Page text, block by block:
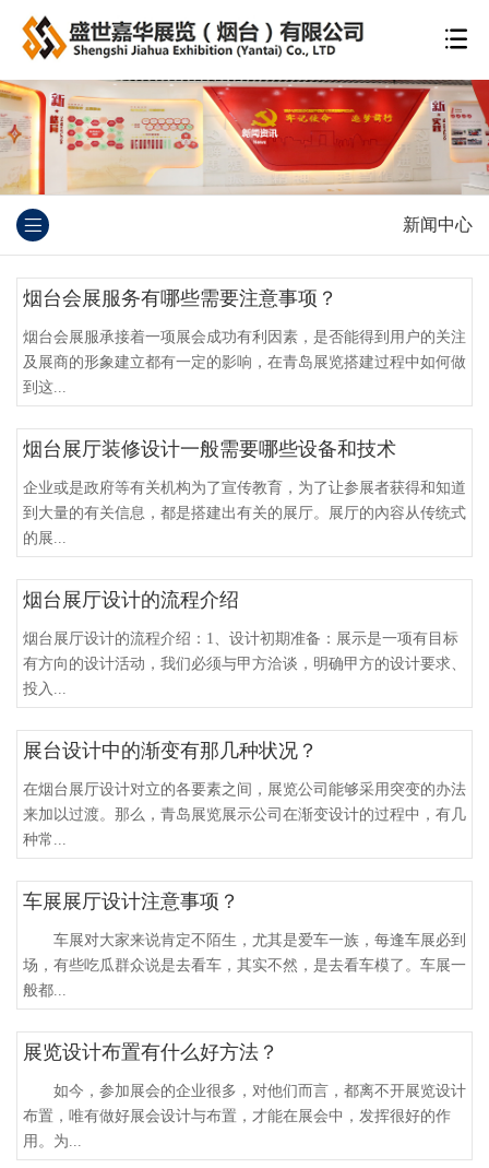
新闻中心
烟台会展服务有哪些需要注意事项？
烟台会展服承接着一项展会成功有利因素，是否能得到用户的关注
及展商的形象建立都有一定的影响，在青岛展览搭建过程中如何做
到这...
烟台展厅装修设计一般需要哪些设备和技术
企业或是政府等有关机构为了宣传教育，为了让参展者获得和知道
到大量的有关信息，都是搭建出有关的展厅。展厅的內容从传统式
的展...
烟台展厅设计的流程介绍
烟台展厅设计的流程介绍：1、设计初期准备：展示是一项有目标
有方向的设计活动，我们必须与甲方洽谈，明确甲方的设计要求、
投入...
展台设计中的渐变有那几种状况？
在烟台展厅设计对立的各要素之间，展览公司能够采用突变的办法
来加以过渡。那么，青岛展览展示公司在渐变设计的过程中，有几
种常...
车展展厅设计注意事项？
车展对大家来说肯定不陌生，尤其是爱车一族，每逢车展必到
场，有些吃瓜群众说是去看车，其实不然，是去看车模了。车展一
般都...
展览设计布置有什么好方法？
如今，参加展会的企业很多，对他们而言，都离不开展览设计
布置，唯有做好展会设计与布置，才能在展会中，发挥很好的作
用。为...